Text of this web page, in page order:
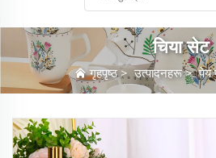
चिया सेट
गृहपृष्ठ>उत्पादनहरू>पेय